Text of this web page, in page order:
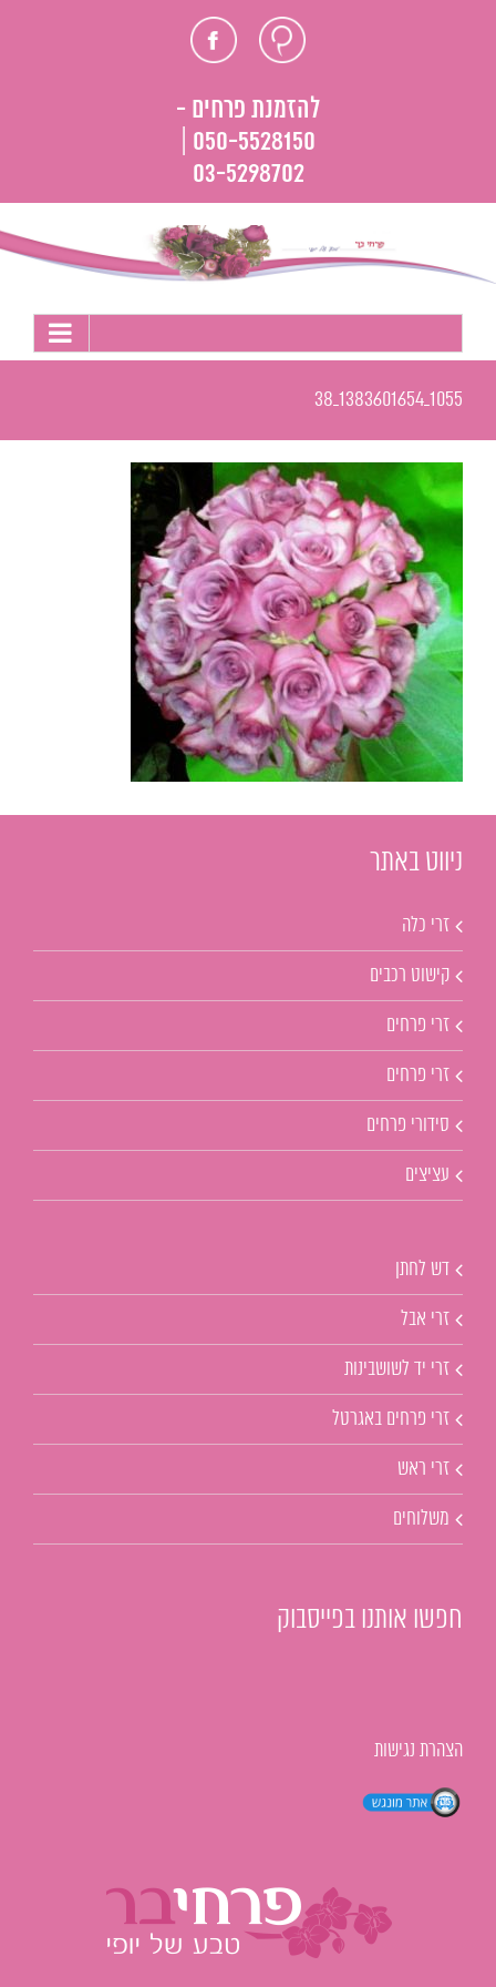
חוות פייסבוק
להזמנת פרחים -
050-5528150 |
03-5298702
1055_1383601654_38
ניווט באתר
זרי כלה
קישוט רכבים
זרי פרחים
זרי פרחים
סידורי פרחים
עציצים
דש לחתן
זרי אבל
זרי יד לשושבינות
זרי פרחים באגרטל
זרי ראש
משלוחים
חפשו אותנו בפייסבוק
הצהרת נגישות